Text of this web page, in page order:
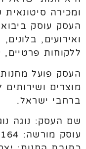
ומכירה
העסק עוסק ביבוא
ואירועים,
ללקוחות פרטיים,
העסק פועל
מוצרים ושירותים
ברחבי ישראל.
שם העסק: נוגה
עוסק מורשה: 312192164